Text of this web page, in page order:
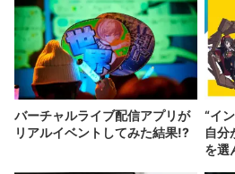
バーチャルライブ配信アプリが
リアルイベントしてみた結果!?
“イ
自分
を選